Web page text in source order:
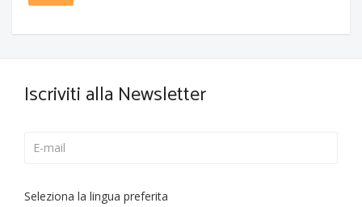
Iscriviti alla Newsletter
Seleziona la lingua preferita